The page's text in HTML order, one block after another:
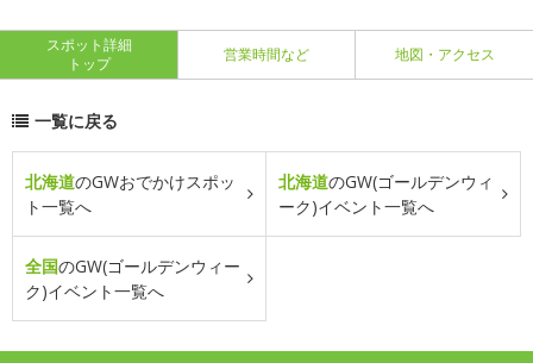
スポット詳細
トップ
営業時間など 地図・アクセス
一覧に戻る
北海道のGWおでかけスポッ
ト一覧へ
北海道のGW(ゴールデンウィ
ーク)イベント一覧へ
全国のGW(ゴールデンウィー
ク)イベント一覧へ